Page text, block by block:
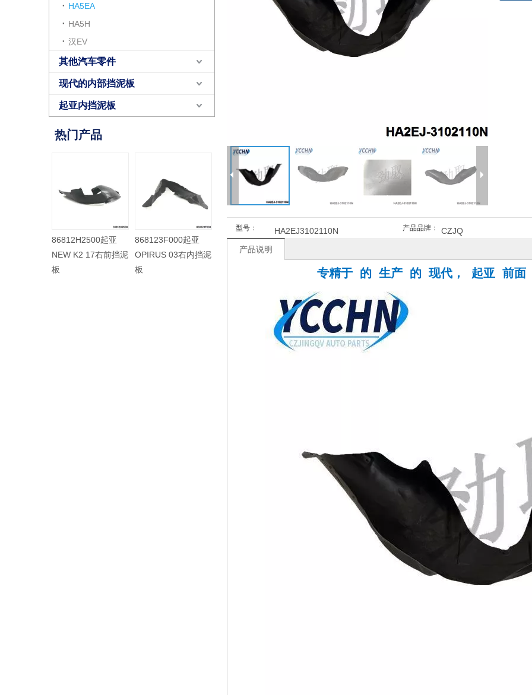
HA5EA
HA5H
汉EV
其他汽车零件
现代的内部挡泥板
起亚内挡泥板
热门产品
起亚
K2 17右前挡泥
868123F000起亚
OPIRUS 03右内挡泥
868113F500起亚
OPIRUS 06左内挡泥
868123F500起亚
OPIRUS 06右内挡泥
型号： HA2EJ3102110N 产品品牌：
CZJQ
产品说明
专精于 的 生产 的 现代， 起亚 前面